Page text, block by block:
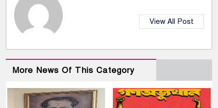
View All Post
More News Of This Category